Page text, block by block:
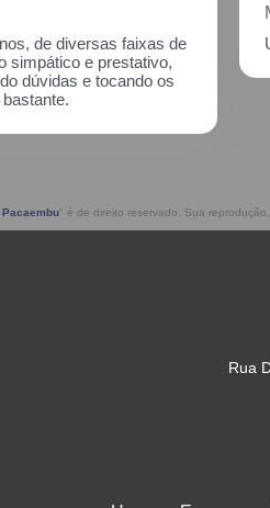
Paião
pianos bons, amei.
" é de direito reservado. Sua
Rua